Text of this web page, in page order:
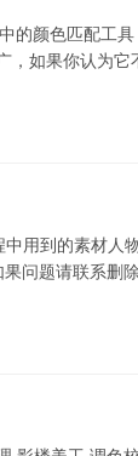
的颜色匹配工
，如果你认为它
用到的素材人
问题请联系删